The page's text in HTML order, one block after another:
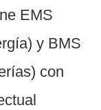
EMS
y BMS
con